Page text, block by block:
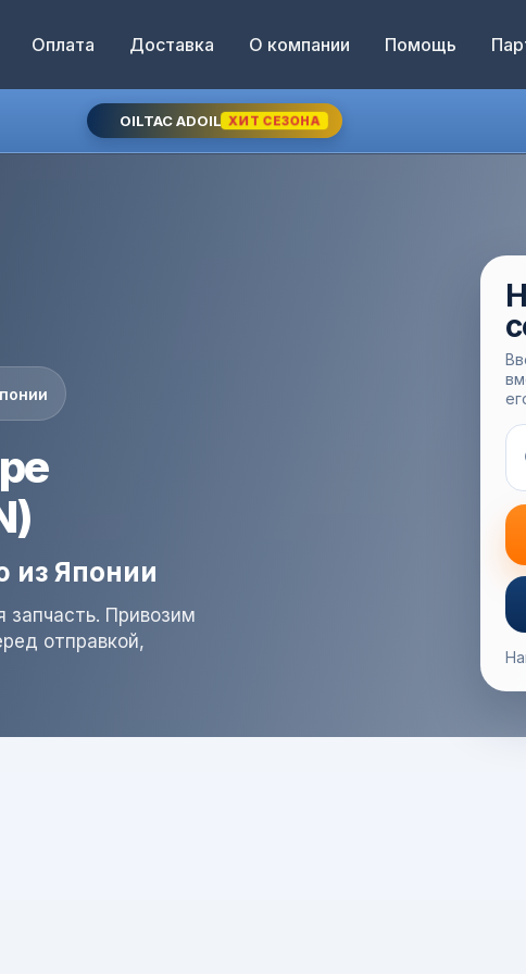
Оплата Доставка О компании Помощь
OILTAC ADOIL ХИТ СЕЗОНА
из Японии
запчасть. Привозим
отправкой,